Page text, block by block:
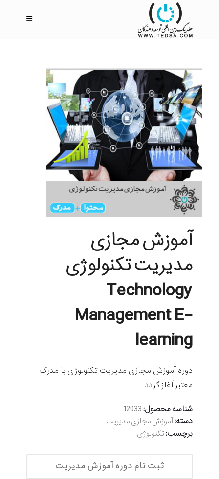
آموزش مجازی
مدیریت تکنولوژی
Technology
Management E-
learning
دوره آموزش مجازی مدیریت تکنولوژی با مدرک
معتبر آغاز گردد
شناسه محصول:12033
دسته:آموزش مجازی مدیریت
برچسب:تکنولوژی
ثبت نام دوره آموزش مدیریت